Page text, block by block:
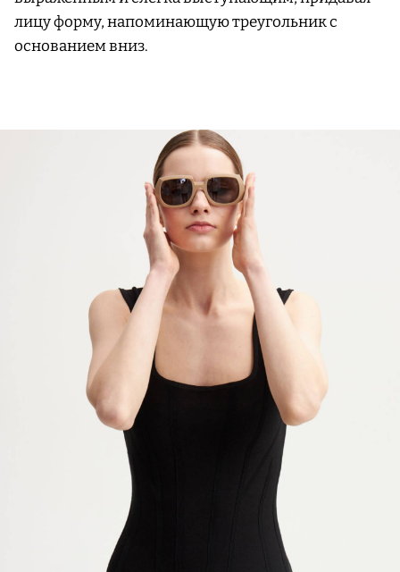
лицу форму, напоминающую треугольник с
основанием вниз.